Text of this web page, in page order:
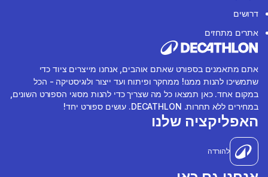
דרושים
אתרים מתחזים
אתם מתאמנים בספורט שאתם אוהבים, אנחנו מייצרים ציוד כדי
שתמשיכו להנות ממנו! ממחקר ופיתוח ועד ייצור ולוגיסטיקה - הכל
במקום אחד. כאן תמצאו כל מה שצריך כדי להנות מסוגי הספורט השונים,
במחירים ללא תחרות. DECATHLON. עושים ספורט יחד!
האפליקציה שלנו
להורדה